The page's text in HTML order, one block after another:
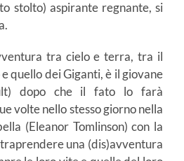
stolto) aspirante regnante, si
tra cielo e terra, tra il
quello dei Giganti, è il giovane
dopo che il fato lo farà
volte nello stesso giorno nella
(Eleanor Tomlinson) con la
una (dis)avventura